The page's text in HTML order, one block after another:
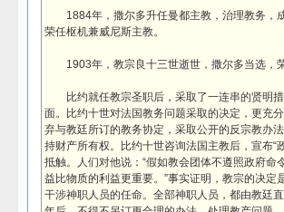
1884年，撒尔多升任曼都主教，治理教务，
荣任枢机兼威尼斯主教。
1903年，教宗良十三世逝世，撒尔多当选，
比约就任教宗圣职后，采取了一连串的贤明措
面。比约十世对法国教务问题采取的决定，更充
弃与教廷所订的教务协定，采取公开的反宗教办
持财产所有权。比约十世咨询法国主教后，宣布“
抵触。人们对他说：“假如教会团体不遵照政府命
益比物质的利益更重要。”事实证明，教宗的决
干涉神职人员的任命。全部神职人员，都由教廷